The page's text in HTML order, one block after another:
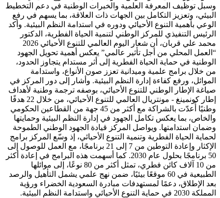
وسبل توظيف المعرفة العلمية والخبرات الوطنية في دعم التخطيط
البيئي، وتعزيز التكامل بين الجهات ذات العلاقة، بما يسهم في رفع
الوعي بأهمية التنوع الأحيائي ودوره في استدامة النظم البيئية. وأكد
الرئيس التنفيذي للمركز الوطني لتنمية الحياة الفطرية، الدكتور
محمد علي قربان، أن شعار اليوم العالمي للتنوع الأحيائي 2026
“العمل المحلي من أجل تأثير عالمي” يعكس أهمية تحويل الجهود
الوطنية في حماية الحياة الفطرية إلى أثر مستدام يتجاوز الحدود،
من خلال برامج علمية وميدانية تعزز صون الأنواع، واستدامة
الموائل، ورفع كفاءة إدارة النظم البيئية. وأشار إلى دور المركز في
صياغة الإطار الوطني للتنوع الأحيائي، بوصفه ترجمة وطنية لأهداف
إطار كونمينغ - مونتريال العالمي للتنوع الأحيائي، من خلال 22 هدفًا
وطنيًا أُعدّت بالشراكة مع أكثر من 45 جهة من القطاعين الحكومي
والخاص، بما يعكس تكامل الجهود في إدارة النظم البيئية وحمايتها
وضمان استدامتها. ويواصل المركز قيادة الجهود الوطني الطموحة
لحماية الحياة الفطرية وتنمية التنوع الأحيائي، إذ وسّع المركز برامج
الإكثار وإعادة التوطين من 7 إلى 21 برنامجًا، مع العمل للوصول إلى
50 برنامجًا بحلول عام 2030. كما أسهمت هذه البرامج في إعادة أكثر
من 10 آلاف كائن فطري، تمثل أكثر من 80 نوعًا، إلى موائلها
الطبيعية في 60 موقعًا بيئيًا، ضمن نهج علمي يشمل التأهيل والرصد
بعد الإطلاق، دعمًا لمستهدفات مبادرة السعودية الخضراء ورؤية
المملكة 2030 في حماية التنوع الأحيائي واستدامة النظم البيئية.